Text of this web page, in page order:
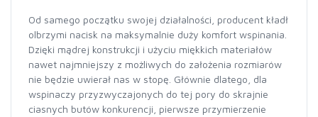
Od samego początku swojej działalności, producent kładł
olbrzymi nacisk na maksymalnie duży komfort wspinania.
Dzięki mądrej konstrukcji i użyciu miękkich materiałów
nawet najmniejszy z możliwych do założenia rozmiarów
nie będzie uwierał nas w stopę. Głównie dlatego, dla
wspinaczy przyzwyczajonych do tej pory do skrajnie
ciasnych butów konkurencji, pierwsze przymierzenie